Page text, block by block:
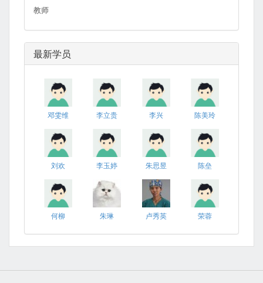
教师
最新学员
邓雯维 李立贵 李兴 陈美玲
刘欢 李玉婷 朱思昱 陈垒
何柳 朱琳 卢秀英 荣蓉